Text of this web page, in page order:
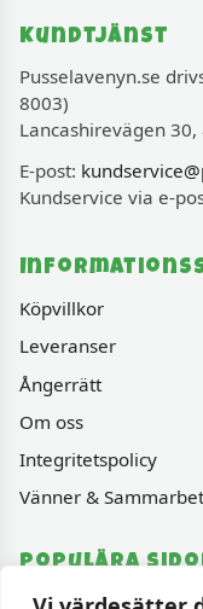
Kundtjänst
Pusselavenyn.se
8003)
Lancashirevägen
E-post:
Kundservice via e-
Köpvillkor
Leveranser
Ångerrätt
Om oss
Integritetspolicy
Vänner &
Populära
Varumärken